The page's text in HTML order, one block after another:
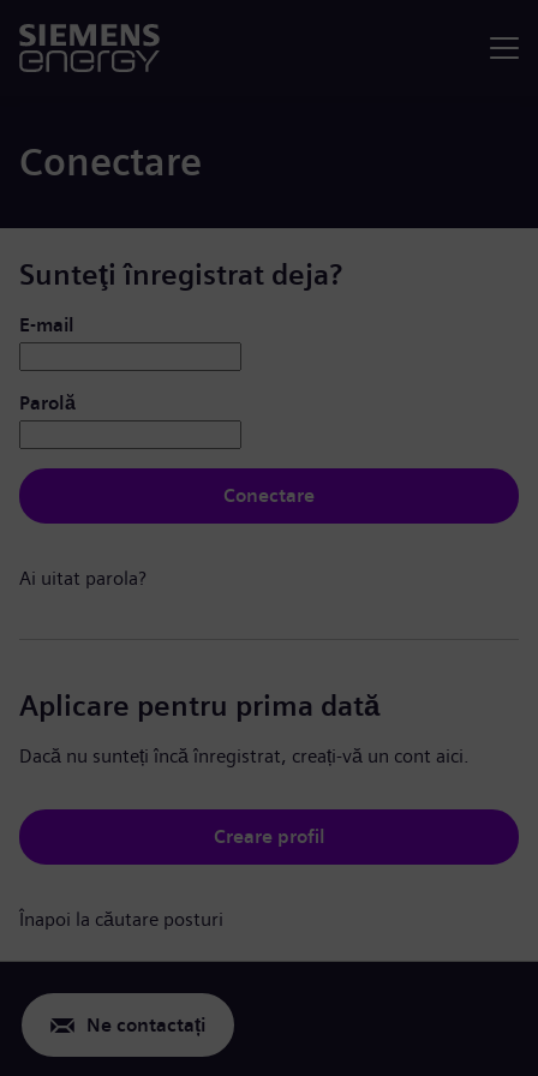
Conectare
Sunteţi înregistrat deja?
Conectare: utilizator și parolă
E-mail
Parolă
Conectare
Ai uitat parola?
Aplicare pentru prima dată
Dacă nu sunteți încă înregistrat, creați-vă un cont aici.
Creare profil
Înapoi la căutare posturi
Ne contactați